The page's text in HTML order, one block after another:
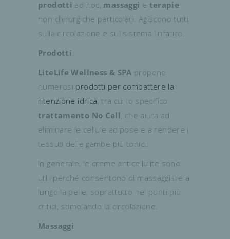
prodotti ad hoc, massaggi e terapie
non chirurgiche particolari. Agiscono tutti
sulla circolazione e sul sistema linfatico.
Prodotti
LiteLife Wellness & SPA propone
numerosi prodotti per combattere la
ritenzione idrica , tra cui lo specifico
trattamento No Cell , che aiuta ad
eliminare le cellule adipose e a rendere i
tessuti delle gambe più tonici.
In generale, le creme anticellulite sono
utili perché consentono di massaggiare a
lungo la pelle, soprattutto nei punti più
critici, stimolando la circolazione.
Massaggi